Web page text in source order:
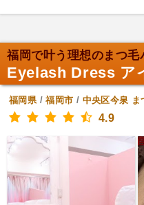
福岡で叶う理想のまつ毛
Eyelash Dress ア
福岡県/福岡市 / 中央区今泉 ま
4.9